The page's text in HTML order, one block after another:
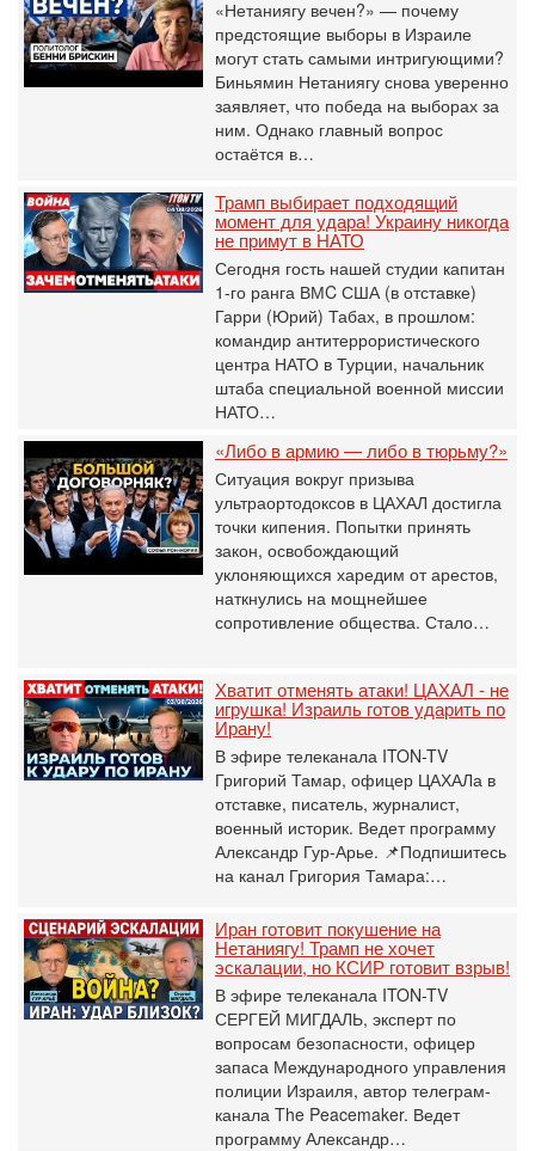
«Нетаниягу вечен?» — почему
предстоящие выборы в Израиле
могут стать самыми интригующими?
Биньямин Нетаниягу снова уверенно
заявляет, что победа на выборах за
ним. Однако главный вопрос
остаётся в…
Трамп выбирает подходящий
момент для удара! Украину никогда
не примут в НАТО
Сегодня гость нашей студии капитан
1-го ранга ВМC США (в отставке)
Гарри (Юрий) Табах, в прошлом:
командир антитеррористического
центра НАТО в Турции, начальник
штаба специальной военной миссии
НАТО…
«Либо в армию — либо в тюрьму?»
Ситуация вокруг призыва
ультраортодоксов в ЦАХАЛ достигла
точки кипения. Попытки принять
закон, освобождающий
уклоняющихся харедим от арестов,
наткнулись на мощнейшее
сопротивление общества. Стало…
Хватит отменять атаки! ЦАХАЛ - не
игрушка! Израиль готов ударить по
Ирану!
В эфире телеканала ITON-TV
Григорий Тамар, офицер ЦАХАЛа в
отставке, писатель, журналист,
военный историк. Ведет программу
Александр Гур-Арье. 📌Подпишитесь
на канал Григория Тамара:…
Иран готовит покушение на
Нетаниягу! Трамп не хочет
эскалации, но КСИР готовит взрыв!
В эфире телеканала ITON-TV
СЕРГЕЙ МИГДАЛЬ, эксперт по
вопросам безопасности, офицер
запаса Международного управления
полиции Израиля, автор телеграм-
канала The Peacemaker. Ведет
программу Александр…